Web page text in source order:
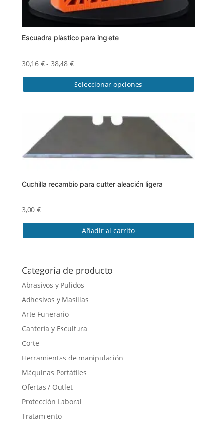
Escuadra plástico para inglete
30,16 € - 38,48 €Rango
precios:
hasta
Seleccionar opciones
múltiples
variantes.
Las
pueden
en
la
Cuchilla recambio para cutter aleación ligera
3,00 €
Añadir al carrito
Categoría de producto
Abrasivos y Pulidos
Adhesivos y Masillas
Arte Funerario
Cantería y Escultura
Corte
Herramientas de manipulación
Máquinas Portátiles
Ofertas / Outlet
Protección Laboral
Tratamiento